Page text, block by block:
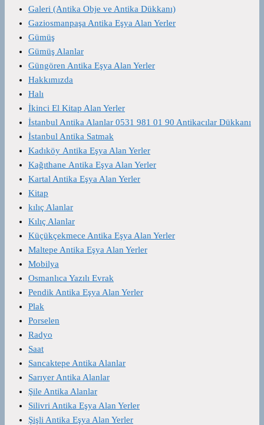
Galeri (Antika Obje ve Antika Dükkanı)
Gaziosmanpaşa Antika Eşya Alan Yerler
Gümüş
Gümüş Alanlar
Güngören Antika Eşya Alan Yerler
Hakkımızda
Halı
İkinci El Kitap Alan Yerler
İstanbul Antika Alanlar 0531 981 01 90 Antikacılar Dükkanı
İstanbul Antika Satmak
Kadıköy Antika Eşya Alan Yerler
Kağıthane Antika Eşya Alan Yerler
Kartal Antika Eşya Alan Yerler
Kitap
kılıç Alanlar
Kılıç Alanlar
Küçükçekmece Antika Eşya Alan Yerler
Maltepe Antika Eşya Alan Yerler
Mobilya
Osmanlıca Yazılı Evrak
Pendik Antika Eşya Alan Yerler
Plak
Porselen
Radyo
Saat
Sancaktepe Antika Alanlar
Sarıyer Antika Alanlar
Şile Antika Alanlar
Silivri Antika Eşya Alan Yerler
Şişli Antika Eşya Alan Yerler